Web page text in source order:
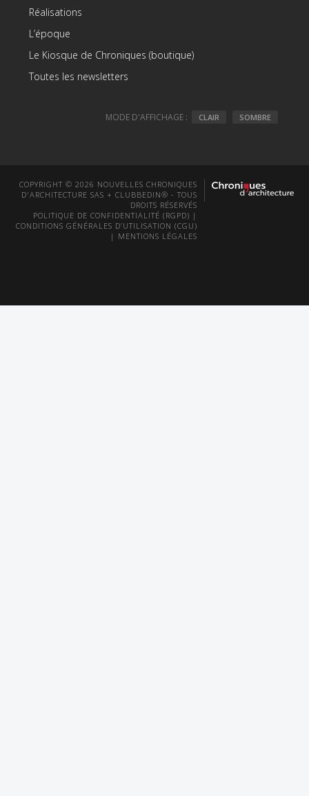
Réalisations
L’époque
Le Kiosque de Chroniques (boutique)
Toutes les newsletters
MODE D'AFFICHAGE : CLAIR SOMBRE
COPYRIGHT © 2026 NOUVELLES CHRONIQUES
D'ARCHITECTURE SAS + CLUBBEDIN® - TOUS
DROITS RÉSERVÉS
POLITIQUE DE CONFIDENTIALITÉ (RGPD) |
CONDITIONS GÉNÉRALES D’UTILISATION (CGU)
| MENTIONS LÉGALES